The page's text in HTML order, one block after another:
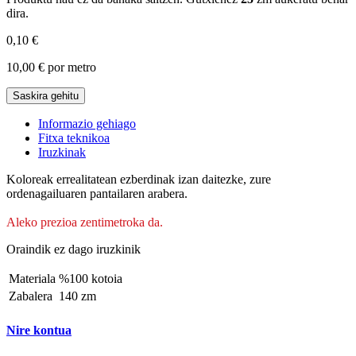
dira.
0,10 €
10,00 € por metro
Saskira gehitu
Informazio gehiago
Fitxa teknikoa
Iruzkinak
Koloreak errealitatean ezberdinak izan daitezke, zure
ordenagailuaren pantailaren arabera.
Aleko prezioa zentimetroka da.
Oraindik ez dago iruzkinik
Materiala %100 kotoia
Zabalera 140 zm
Nire kontua